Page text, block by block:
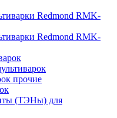
Redmond RMK-
Redmond RMK-
прочие
(ТЭНы) для